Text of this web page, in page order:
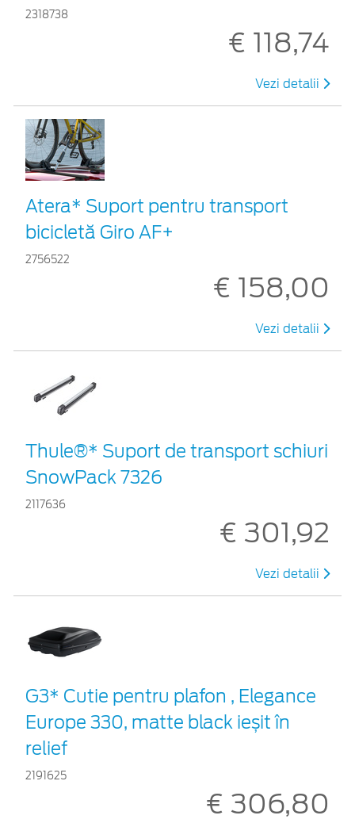
2318738
€ 118,74
Vezi detalii
Atera* Suport pentru transport
bicicletă Giro AF+
2756522
€ 158,00
Vezi detalii
Thule®* Suport de transport schiuri
SnowPack 7326
2117636
€ 301,92
Vezi detalii
G3* Cutie pentru plafon , Elegance
Europe 330, matte black ieșit în
relief
2191625
€ 306,80